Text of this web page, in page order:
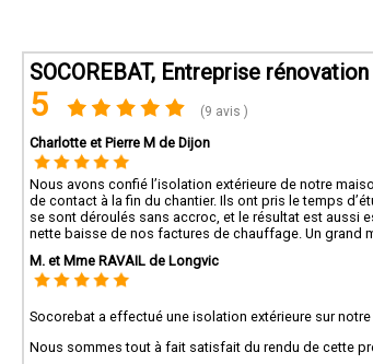
SOCOREBAT, Entreprise
5 (9 avis )
Charlotte et Pierre M de Dijon
Nous avons confié l’isolation extérieure de notre
de contact à la fin du chantier. Ils ont pris le temps
se sont déroulés sans accroc, et le résultat est aussi
nette baisse de nos factures de chauffage. Un grand
M. et Mme RAVAIL de Longvic
Socorebat a effectué une isolation extérieure sur
Nous sommes tout à fait satisfait du rendu de cette